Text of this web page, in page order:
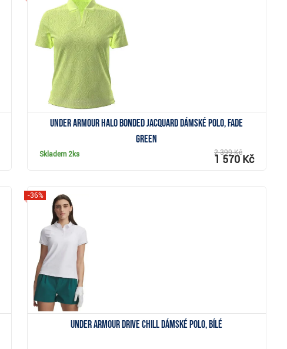
Under Armour Halo Bonded Jacquard dámské polo, fade
green
Skladem2ks 2 399 Kč
1 570 Kč
Under Armour Drive Chill dámské polo, bílé
-36%